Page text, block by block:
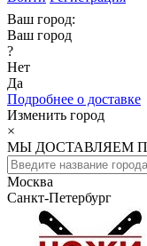
Ваш город:
Ваш город
?
Нет
Да
Подробнее о доставке
Изменить город
×
МЫ ДОСТАВЛЯЕМ
Москва
Санкт-Петербург